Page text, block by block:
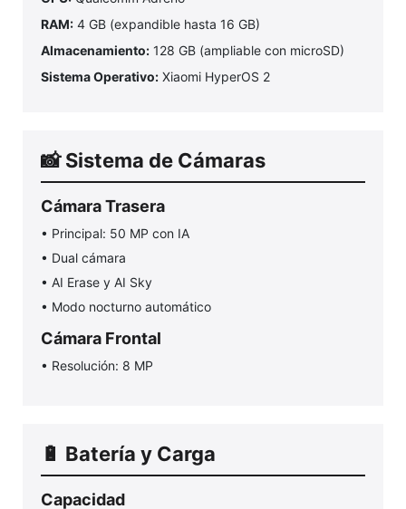
RAM: 4 GB (expandible hasta 16 GB)
Almacenamiento: 128 GB (ampliable con microSD)
Sistema Operativo: Xiaomi HyperOS 2
📸 Sistema de Cámaras
Cámara Trasera
• Principal: 50 MP con IA
• Dual cámara
• AI Erase y AI Sky
• Modo nocturno automático
Cámara Frontal
• Resolución: 8 MP
🔋 Batería y Carga
Capacidad